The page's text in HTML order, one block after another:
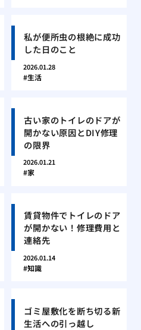
私が便所虫の根絶に成功
した日のこと
2026.01.28
生活
古い家のトイレのドアが
開かない原因とDIY修理
の限界
2026.01.21
家
賃貸物件でトイレのドア
が開かない！修理費用と
連絡先
2026.01.14
知識
ゴミ屋敷化を断ち切る新
生活への引っ越し